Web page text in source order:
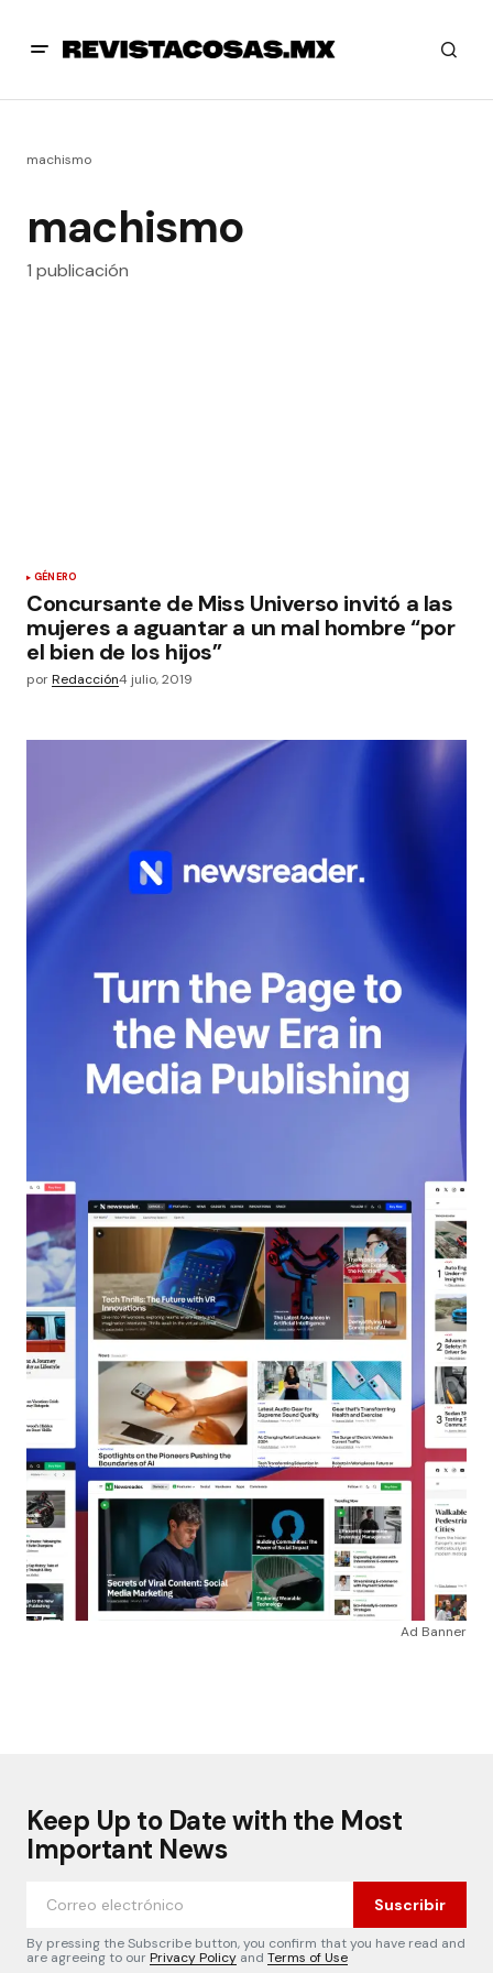
machismo
machismo
1 publicación
GÉNERO
Concursante de Miss Universo invitó a las
mujeres a aguantar a un mal hombre “por
el bien de los hijos”
porRedacción4 julio, 2019
Ad Banner
Keep Up to Date with the Most
Important News
Suscribir
By pressing the Subscribe button, you confirm that you have read and
are agreeing to ourPrivacy Policy and Terms of Use